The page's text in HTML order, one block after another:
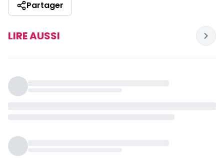
Partager
LIRE AUSSI